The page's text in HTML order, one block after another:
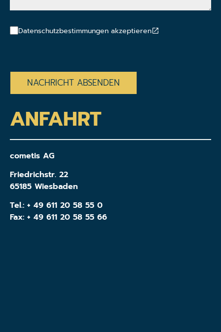
Datenschutzbestimmungen akzeptieren
ANFAHRT
cometis AG
Friedrichstr. 22
65185 Wiesbaden
Tel.: + 49 611 20 58 55 0
Fax: + 49 611 20 58 55 66